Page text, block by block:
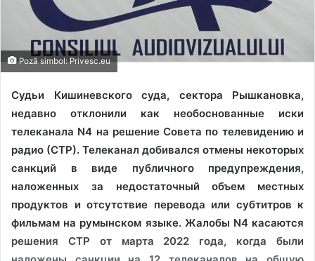
Poză simbol: Privesc.eu
Судьи Кишиневского суда, сектора Рышкановка,
недавно отклонили как необоснованные иски
телеканала N4 на решение Совета по телевидению и
радио (СТР). Телеканал добивался отмены некоторых
санкций в виде публичного предупреждения,
наложенных за недостаточный объем местных
продуктов и отсутствие перевода или субтитров к
фильмам на румынском языке. Жалобы N4 касаются
решения СТР от марта 2022 года, когда были